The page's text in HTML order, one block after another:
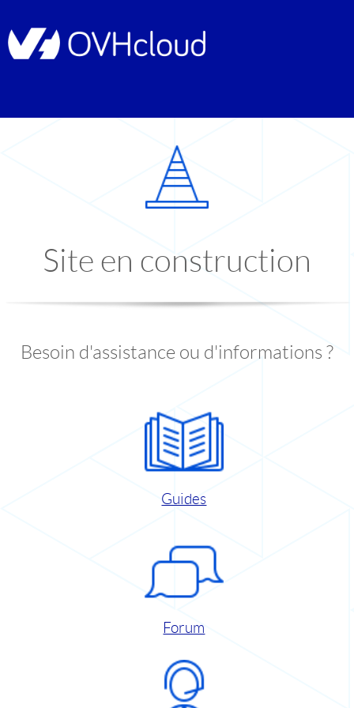
Site en construction
Besoin d'assistance ou d'informations ?
Guides
Forum